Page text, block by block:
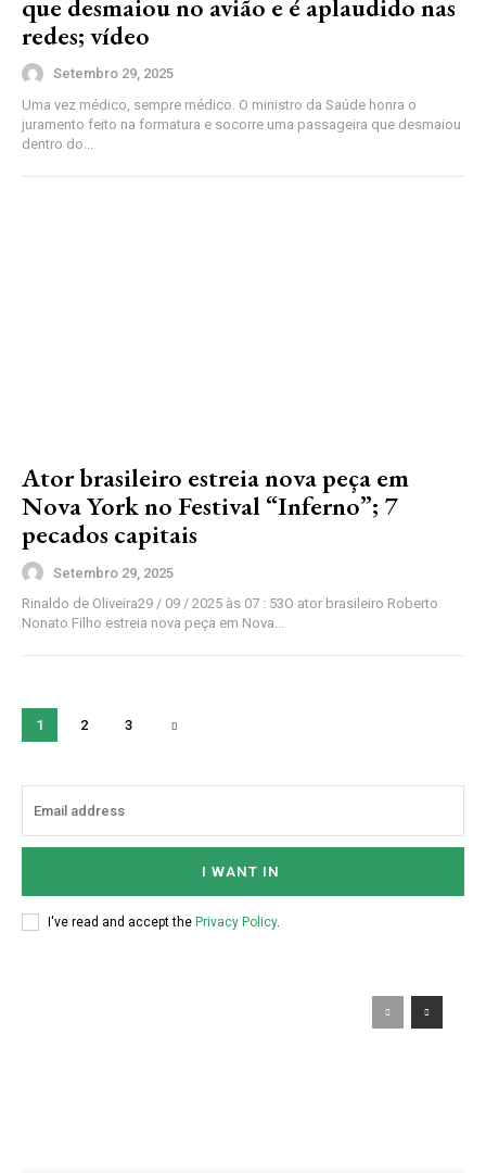
redes; vídeo
Setembro 29, 2025
Uma vez médico, sempre médico. O ministro da Saúde honra o
juramento feito na formatura e socorre uma passageira que desmaiou
dentro do...
Ator brasileiro estreia nova peça em
Nova York no Festival “Inferno”; 7
pecados capitais
Setembro 29, 2025
Rinaldo de Oliveira29 / 09 / 2025 às 07 : 53O ator brasileiro Roberto
Nonato Filho estreia nova peça em Nova...
1 2 3
I WANT IN
I've read and accept the Privacy Policy.